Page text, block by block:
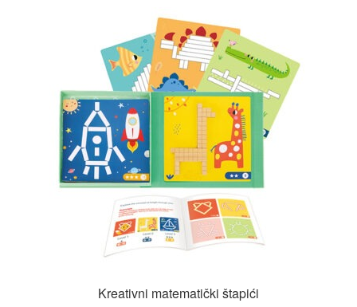
Kreativni matematički štapići